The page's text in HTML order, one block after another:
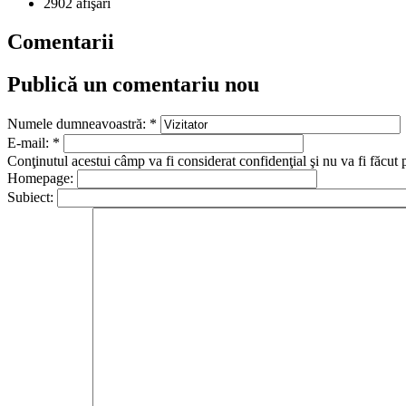
Comentarii
Publică un comentariu nou
Numele dumneavoastră: *
E-mail: *
Conţinutul acestui câmp va fi considerat confidenţial şi nu va fi făcut
Homepage:
Subiect: